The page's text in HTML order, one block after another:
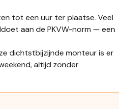
tot een uur ter plaatse. Veel
aan de PKVW-norm — een
dichtstbijzijnde monteur is er
altijd zonder